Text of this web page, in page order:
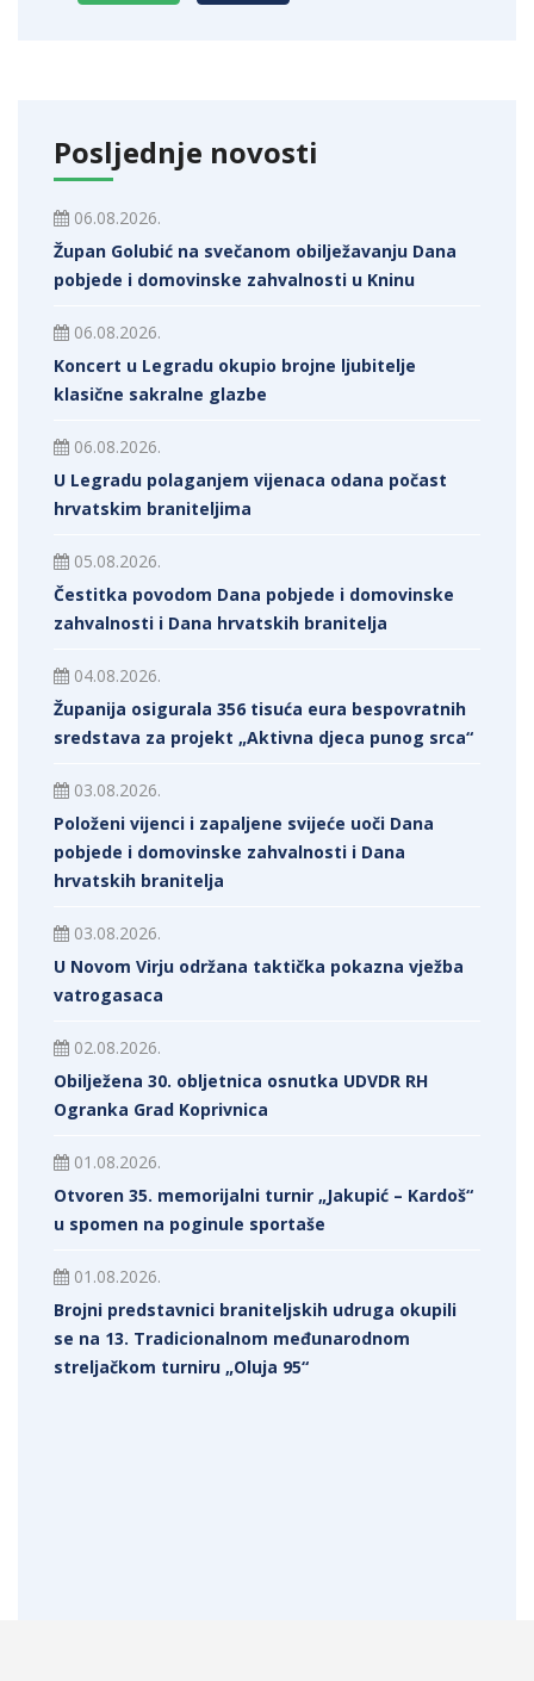
Posljednje novosti
06.08.2026.
Župan Golubić na svečanom obilježavanju Dana
pobjede i domovinske zahvalnosti u Kninu
06.08.2026.
Koncert u Legradu okupio brojne ljubitelje
klasične sakralne glazbe
06.08.2026.
U Legradu polaganjem vijenaca odana počast
hrvatskim braniteljima
05.08.2026.
Čestitka povodom Dana pobjede i domovinske
zahvalnosti i Dana hrvatskih branitelja
04.08.2026.
Županija osigurala 356 tisuća eura bespovratnih
sredstava za projekt „Aktivna djeca punog srca“
03.08.2026.
Položeni vijenci i zapaljene svijeće uoči Dana
pobjede i domovinske zahvalnosti i Dana
hrvatskih branitelja
03.08.2026.
U Novom Virju održana taktička pokazna vježba
vatrogasaca
02.08.2026.
Obilježena 30. obljetnica osnutka UDVDR RH
Ogranka Grad Koprivnica
01.08.2026.
Otvoren 35. memorijalni turnir „Jakupić – Kardoš“
u spomen na poginule sportaše
01.08.2026.
Brojni predstavnici braniteljskih udruga okupili
se na 13. Tradicionalnom međunarodnom
streljačkom turniru „Oluja 95“